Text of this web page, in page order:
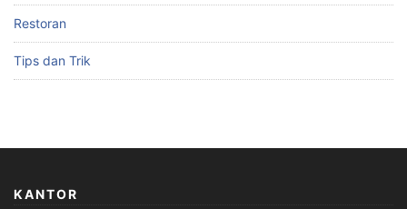
Restoran
Tips dan Trik
KANTOR